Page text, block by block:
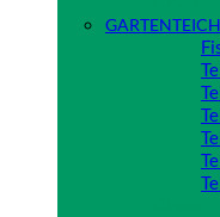
GARTENTEICH